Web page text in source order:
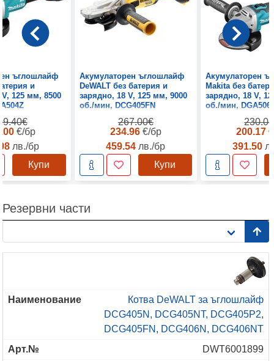
ъглошлайф
и
125 мм, 8500
€/бр
лв./бр
Купи
Акумулаторен ъглошлайф
DeWALT без батерия и
зарядно, 18 V, 125 мм, 9000
об./мин, DCG405FN
267.00€
234.96 €/бр
459.54 лв./бр
Купи
Акумулаторен
Makita без
зарядно, 18 V,
об./мин,
200.17
391.50
Резервни части
Котва DeWALT за ъглошлайф
DCG405N, DCG405NT, DCG405P2,
DCG405FN, DCG406N, DCG406NT
DWT6001899